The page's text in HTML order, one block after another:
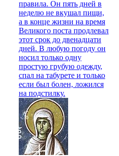
правила. Он пять дней в
неделю не вкушал пищи,
а в конце жизни на время
Великого поста продлевал
этот срок до двенадцати
дней. В любую погоду он
носил только одну
простую грубую одежду,
спал на табурете и только
если был болен, ложился
на подстилку.